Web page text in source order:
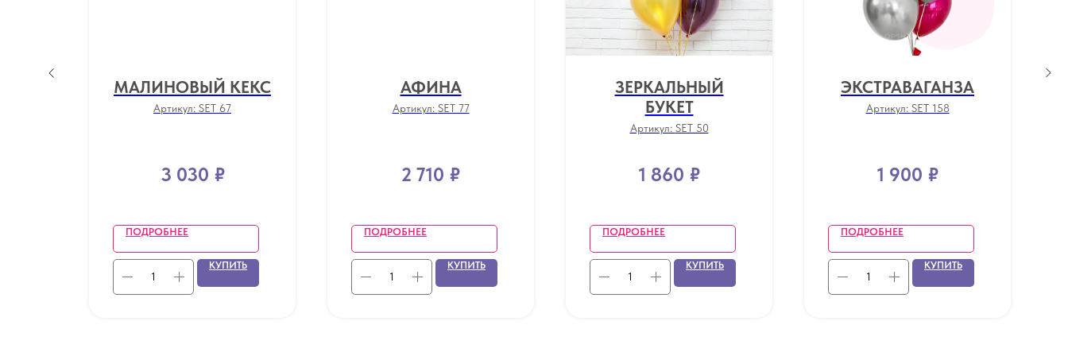
МАЛИНОВЫЙ КЕКС
Артикул: SET 67
3 030 ₽
ПОДРОБНЕЕ
КУПИТЬ
АФИНА
Артикул: SET 77
2 710 ₽
ПОДРОБНЕЕ
КУПИТЬ
ЗЕРКАЛЬНЫЙ
БУКЕТ
Артикул: SET 50
1 860 ₽
ПОДРОБНЕЕ
КУПИТЬ
ЭКСТРАВАГАНЗА
Артикул: SET 158
1 900 ₽
ПОДРОБНЕЕ
КУПИТЬ